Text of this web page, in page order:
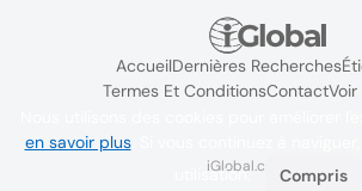
AccueilDernières Recherches
Termes Et ConditionsContactVoir
iGlobal.co @ 2024
en savoir plus. Si vous continuez à
utilisation.
Compris